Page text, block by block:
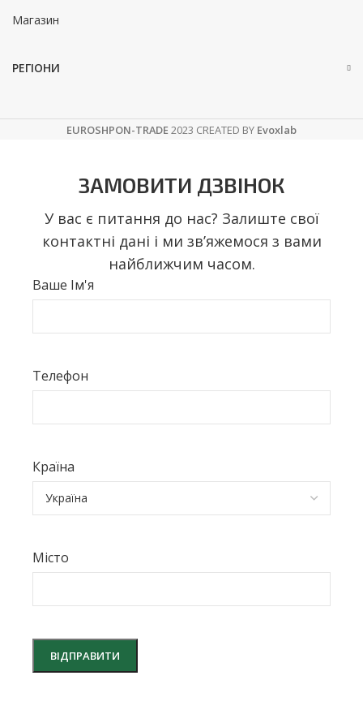
Магазин
РЕГІОНИ
EUROSHPON-TRADE2023 CREATED BY Evoxlab
ЗАМОВИТИ ДЗВІНОК
У вас є питання до нас? Залиште свої
контактні дані і ми звʼяжемося з вами
найближчим часом.
Ваше Ім'я
Телефон
Країна
Місто